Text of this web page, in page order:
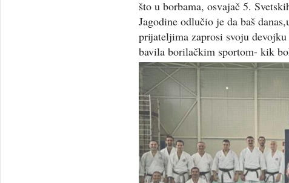
što u borbama, osvajač 5.
Jagodine odlučio je da baš
prijateljima zaprosi svoju
bavila borilačkim sportom- kik